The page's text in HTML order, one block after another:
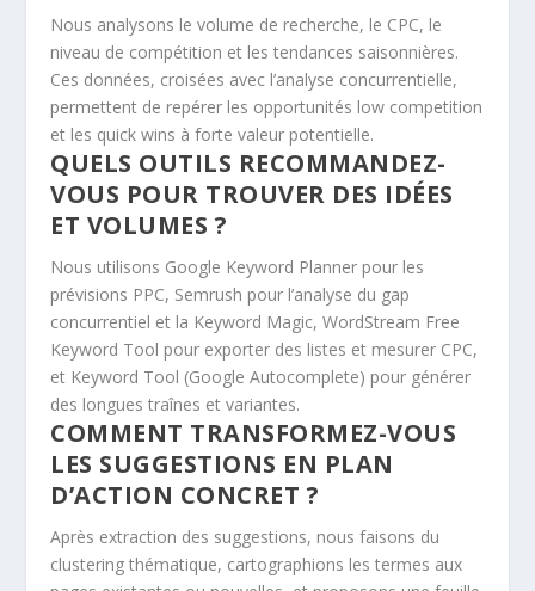
Nous analysons le volume de recherche, le CPC, le
niveau de compétition et les tendances saisonnières.
Ces données, croisées avec l’analyse concurrentielle,
permettent de repérer les opportunités low competition
et les quick wins à forte valeur potentielle.
QUELS OUTILS RECOMMANDEZ-
VOUS POUR TROUVER DES IDÉES
ET VOLUMES ?
Nous utilisons Google Keyword Planner pour les
prévisions PPC, Semrush pour l’analyse du gap
concurrentiel et la Keyword Magic, WordStream Free
Keyword Tool pour exporter des listes et mesurer CPC,
et Keyword Tool (Google Autocomplete) pour générer
des longues traînes et variantes.
COMMENT TRANSFORMEZ-VOUS
LES SUGGESTIONS EN PLAN
D’ACTION CONCRET ?
Après extraction des suggestions, nous faisons du
clustering thématique, cartographions les termes aux